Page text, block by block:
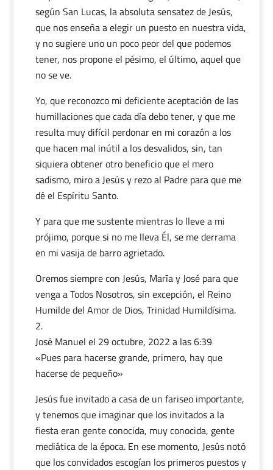
según San Lucas, la absoluta sensatez de Jesús,
que nos enseña a elegir un puesto en nuestra vida,
y no sugiere uno un poco peor del que podemos
tener, nos propone el pésimo, el último, aquel que
no se ve.
Yo, que reconozco mi deficiente aceptación de las
humillaciones que cada día debo tener, y que me
resulta muy difícil perdonar en mi corazón a los
que hacen mal inútil a los desvalidos, sin, tan
siquiera obtener otro beneficio que el mero
sadismo, miro a Jesús y rezo al Padre para que me
dé el Espíritu Santo.
Y para que me sustente mientras lo lleve a mi
prójimo, porque si no me lleva Él, se me derrama
en mi vasija de barro agrietado.
Oremos siempre con Jesús, Marīa y José para que
venga a Todos Nosotros, sin excepción, el Reino
Humilde del Amor de Dios, Trinidad Humildísima.
José Manuel el 29 octubre, 2022 a las 6:39
«Pues para hacerse grande, primero, hay que
hacerse de pequeño»
Jesús fue invitado a casa de un fariseo importante,
y tenemos que imaginar que los invitados a la
fiesta eran gente conocida, muy conocida, gente
mediática de la época. En ese momento, Jesús notó
que los convidados escogían los primeros puestos y